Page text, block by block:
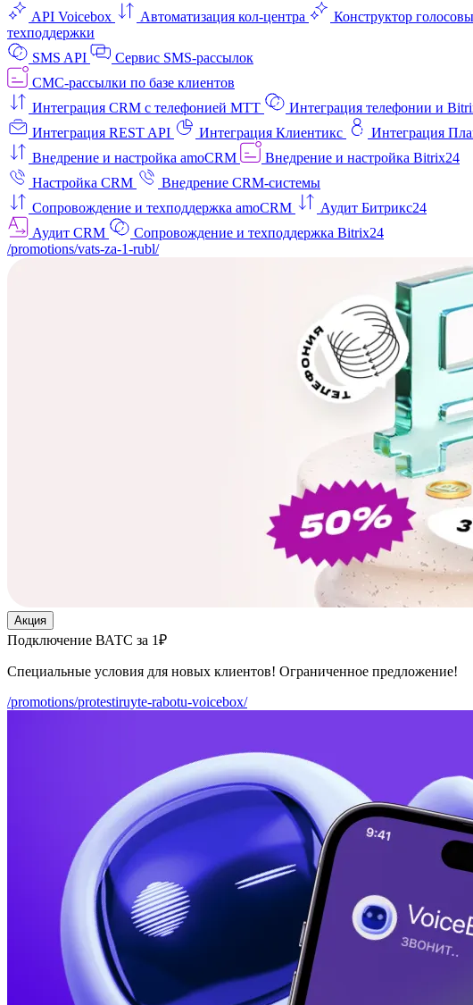
API Voicebox
Автоматизация кол‑центра Конструктор
техподдержки
SMS API
Сервис SMS-рассылок
СМС-рассылки по базе клиентов
Интеграция CRM с телефонией МТТ
Интеграция телефонии и
Интеграция REST API
Интеграция Клиентикс Интеграция
Внедрение и настройка amoCRM
Внедрение и настройка Bitrix24
Настройка CRM
Внедрение CRM-системы
Сопровождение и техподдержка amoCRM
Аудит Битрикс24
Аудит CRM
Сопровождение и техподдержка Bitrix24
/promotions/vats-za-1-rubl/
Акция
Подключение ВАТС за 1₽
Специальные условия для новых клиентов! Ограниченное предложение!
/promotions/protestiruyte-rabotu-voicebox/